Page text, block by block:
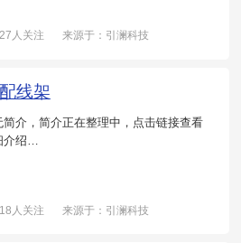
人关注
来源于：引澜科技
线架
简介，简介正在整理中，点击链接查看
介绍…
人关注
来源于：引澜科技